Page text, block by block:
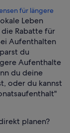
für längere
Leben
Rabatte für
Aufenthalten
du
Aufenthalte
du deine
oder du kannst
planen?